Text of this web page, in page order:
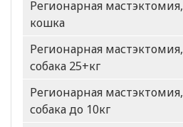
Регионарная мастэктомия,
кошка
Регионарная мастэктомия,
собака 25+кг
Регионарная мастэктомия,
собака до 10кг